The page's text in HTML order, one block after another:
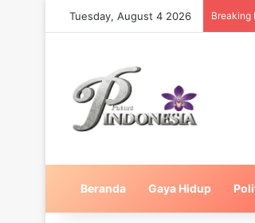
Tuesday, August 4 2026 Breaking
Beranda Gaya Hidup